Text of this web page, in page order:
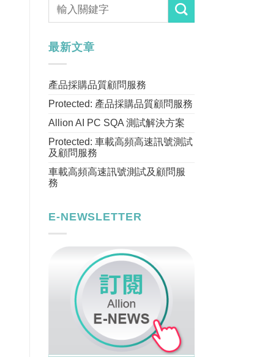
最新文章
產品採購品質顧問服務
Protected: 產品採購品質顧問服務
Allion AI PC SQA 測試解決方案
Protected: 車載高頻高速訊號測試
及顧問服務
車載高頻高速訊號測試及顧問服
務
E-NEWSLETTER